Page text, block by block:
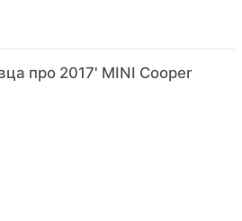
про 2017' MINI Cooper